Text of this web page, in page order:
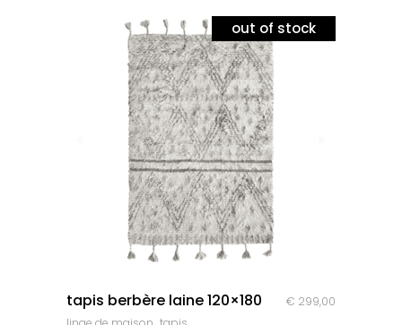
out of stock
tapis berbère laine 120×180 € 299,00